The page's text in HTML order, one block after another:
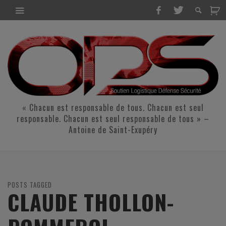
« Chacun est responsable de tous. Chacun est seul
responsable. Chacun est seul responsable de tous » –
Antoine de Saint-Exupéry
POSTS TAGGED
CLAUDE THOLLON-